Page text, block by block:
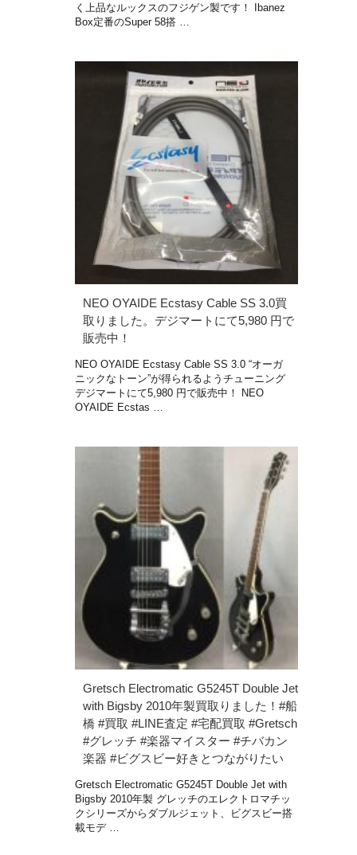
く上品なルックスのフジゲン製です！ Ibanez
Box定番のSuper 58搭 …
NEO OYAIDE Ecstasy Cable SS 3.0買
取りました。デジマートにて5,980 円で
販売中！
NEO OYAIDE Ecstasy Cable SS 3.0 “オーガ
ニックなトーン”が得られるようチューニング
デジマートにて5,980 円で販売中！ NEO
OYAIDE Ecstas …
Gretsch Electromatic G5245T Double Jet
with Bigsby 2010年製買取りました！#船
橋 #買取 #LINE査定 #宅配買取 #Gretsch
#グレッチ #楽器マイスター #チバカン
楽器 #ビグスビー好きとつながりたい
Gretsch Electromatic G5245T Double Jet with
Bigsby 2010年製 グレッチのエレクトロマチッ
クシリーズからダブルジェット、ビグスビー搭
載モデ …